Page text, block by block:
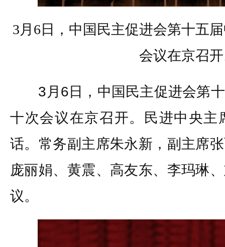
3月6日，中国民主促进会第十五
会议在京召
3月6日，中国民主促进会第十
十次会议在京召开。民进中央主
话。常务副主席朱永新，副主席
庞丽娟、黄震、高友东、李玛琳
议。